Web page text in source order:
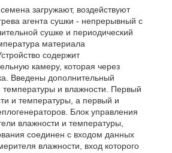
загружают, воздействуют
агента сушки - непрерывный с
сушке и периодический
материала
содержит
камеру, которая через
Введены дополнительный
температуры и влажности. Первый
и температуры, а первый и
Блок управления
влажности и температуры,
соединен с входом данных
влажности, вход которого